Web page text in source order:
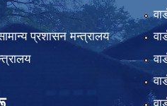
प्रशासन मन्त्रालय